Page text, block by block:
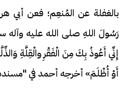
بالغفلة عن المُنعِم؛ فعن أبي
رَسُولَ اللهِ صلى الله عليه وآله
إِنِّي أَعُوذُ بِكَ مِنَ الْفَقْرِ والْقِلَّةِ
أَوْ أُظْلَمَ» أخرجه أحمد في